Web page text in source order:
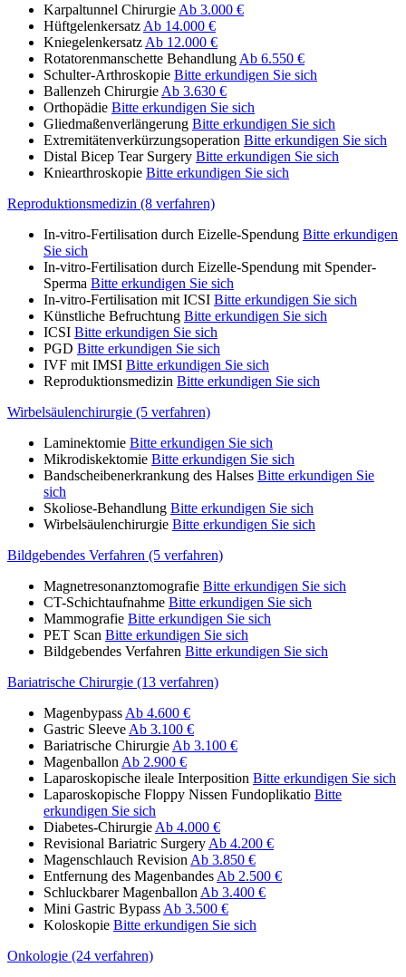
Karpaltunnel Chirurgie Ab 3.000 €
Hüftgelenkersatz Ab 14.000 €
Kniegelenkersatz Ab 12.000 €
Rotatorenmanschette Behandlung Ab 6.550 €
Schulter-Arthroskopie Bitte erkundigen Sie sich
Ballenzeh Chirurgie Ab 3.630 €
Orthopädie Bitte erkundigen Sie sich
Gliedmaßenverlängerung Bitte erkundigen Sie sich
Extremitätenverkürzungsoperation Bitte erkundigen Sie sich
Distal Bicep Tear Surgery Bitte erkundigen Sie sich
Kniearthroskopie Bitte erkundigen Sie sich
Reproduktionsmedizin (8 verfahren)
In-vitro-Fertilisation durch Eizelle-Spendung Bitte erkundigen
Sie sich
In-vitro-Fertilisation durch Eizelle-Spendung mit Spender-
Sperma Bitte erkundigen Sie sich
In-vitro-Fertilisation mit ICSI Bitte erkundigen Sie sich
Künstliche Befruchtung Bitte erkundigen Sie sich
ICSI Bitte erkundigen Sie sich
PGD Bitte erkundigen Sie sich
IVF mit IMSI Bitte erkundigen Sie sich
Reproduktionsmedizin Bitte erkundigen Sie sich
Wirbelsäulenchirurgie (5 verfahren)
Laminektomie Bitte erkundigen Sie sich
Mikrodiskektomie Bitte erkundigen Sie sich
Bandscheibenerkrankung des Halses Bitte erkundigen Sie
sich
Skoliose-Behandlung Bitte erkundigen Sie sich
Wirbelsäulenchirurgie Bitte erkundigen Sie sich
Bildgebendes Verfahren (5 verfahren)
Magnetresonanztomografie Bitte erkundigen Sie sich
CT-Schichtaufnahme Bitte erkundigen Sie sich
Mammografie Bitte erkundigen Sie sich
PET Scan Bitte erkundigen Sie sich
Bildgebendes Verfahren Bitte erkundigen Sie sich
Bariatrische Chirurgie (13 verfahren)
Magenbypass Ab 4.600 €
Gastric Sleeve Ab 3.100 €
Bariatrische Chirurgie Ab 3.100 €
Magenballon Ab 2.900 €
Laparoskopische ileale Interposition Bitte erkundigen Sie sich
Laparoskopische Floppy Nissen Fundoplikatio Bitte
erkundigen Sie sich
Diabetes-Chirurgie Ab 4.000 €
Revisional Bariatric Surgery Ab 4.200 €
Magenschlauch Revision Ab 3.850 €
Entfernung des Magenbandes Ab 2.500 €
Schluckbarer Magenballon Ab 3.400 €
Mini Gastric Bypass Ab 3.500 €
Koloskopie Bitte erkundigen Sie sich
Onkologie (24 verfahren)